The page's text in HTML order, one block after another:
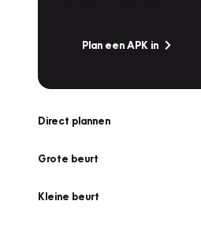
Plan een APK in
Direct plannen
Grote beurt
Kleine beurt